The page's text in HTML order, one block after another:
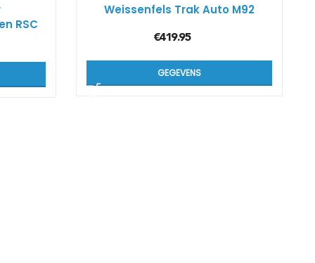
RSC
Weissenfels Trak Auto M92
€419.95
GEGEVENS